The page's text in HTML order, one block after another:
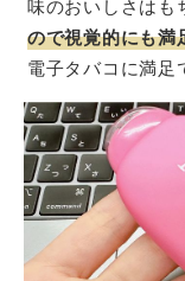
味のおいしさはも
ので視覚的にも満
電子タバコに満足